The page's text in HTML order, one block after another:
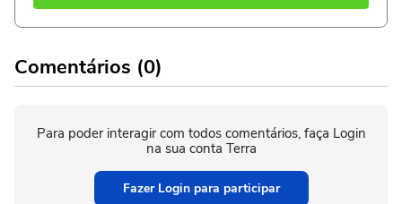
Comentários (0)
Para poder interagir com todos comentários, faça Login
na sua conta Terra
Fazer Login para participar